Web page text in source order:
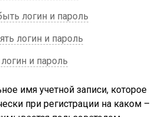
логин и пароль
логин и пароль
и пароль
имя учетной записи, которое
при регистрации на каком –